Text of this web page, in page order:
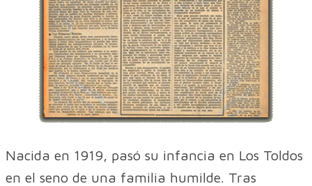
Nacida en 1919, pasó su infancia en Los Toldos
en el seno de una familia humilde. Tras